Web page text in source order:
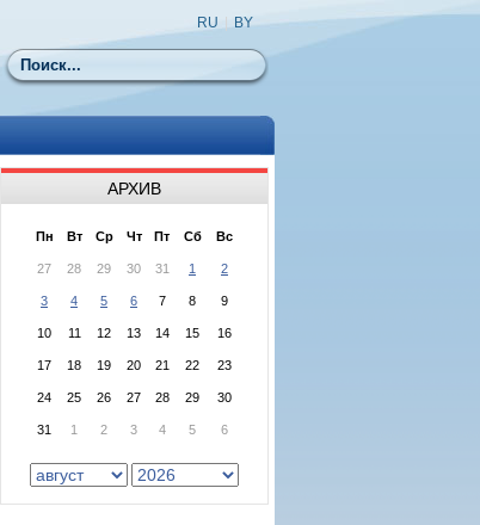
Поиск
RU BY
АРХИВ
Пн Вт Ср Чт Пт Сб Вс
27 28 29 30 31 1 2
3 4 5 6 7 8 9
10 11 12 13 14 15 16
17 18 19 20 21 22 23
24 25 26 27 28 29 30
31 1 2 3 4 5 6